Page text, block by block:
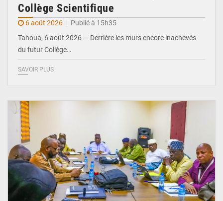
Collège Scientifique
6 août 2026
Publié à 15h35
Tahoua, 6 août 2026 — Derrière les murs encore inachevés
du futur Collège…
SAVOIR PLUS